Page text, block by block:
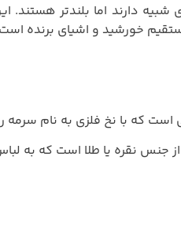
شبیه دارند اما بلندتر
خورشید و اشیای برنده
که با نخ فلزی به نام سرمه
جنس نقره یا طلا است که به